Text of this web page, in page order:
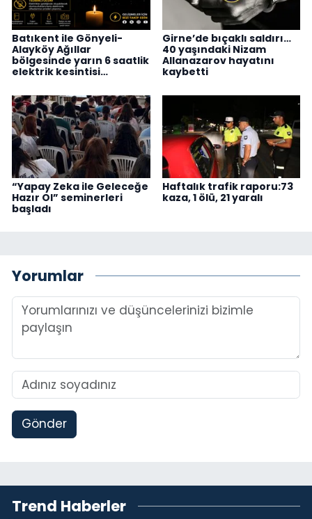
Batıkent ile Gönyeli-
Alayköy Ağıllar
bölgesinde yarın 6 saatlik
elektrik kesintisi…
Girne’de bıçaklı saldırı…
40 yaşındaki Nizam
Allanazarov hayatını
kaybetti
“Yapay Zeka ile Geleceğe
Hazır Ol” seminerleri
başladı
Haftalık trafik raporu:73
kaza, 1 ölü, 21 yaralı
Yorumlar
Gönder
Trend Haberler